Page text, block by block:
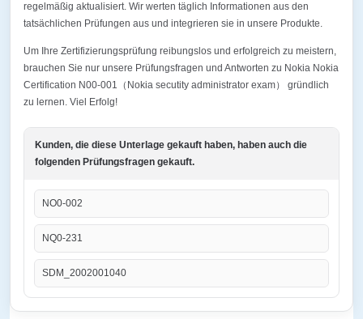
regelmäßig aktualisiert. Wir werten täglich Informationen aus den
tatsächlichen Prüfungen aus und integrieren sie in unsere Produkte.
Um Ihre Zertifizierungsprüfung reibungslos und erfolgreich zu meistern,
brauchen Sie nur unsere Prüfungsfragen und Antworten zu Nokia Nokia
Certification N00-001（Nokia secutity administrator exam） gründlich
zu lernen. Viel Erfolg!
Kunden, die diese Unterlage gekauft haben, haben auch die
folgenden Prüfungsfragen gekauft.
NO0-002
NQ0-231
SDM_2002001040